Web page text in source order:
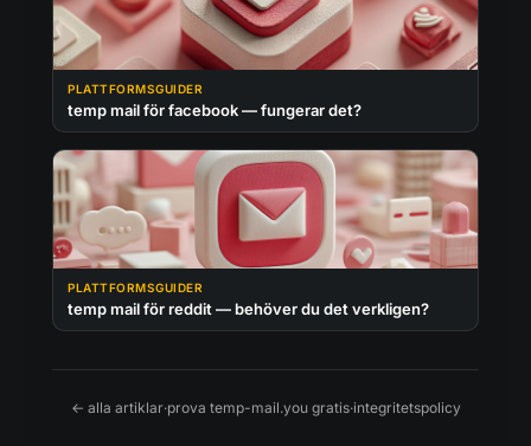
PLATTFORMSGUIDER
temp mail för facebook — fungerar det?
PLATTFORMSGUIDER
temp mail för reddit — behöver du det verkligen?
← alla artiklar·prova temp-mail.you gratis·integritetspolicy